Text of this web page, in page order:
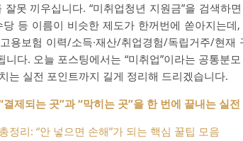
못 끼우십니다. “미취업청년 지원금”을 검색하
등 이름이 비슷한 제도가 한꺼번에 쏟아지는
용보험 이력/소득·재산/취업경험/독립거주/현재
다. 오늘 포스팅에서는 “미취업”이라는 공통분
는 실전 포인트까지 길게 정리해 드리겠습니다.
제되는 곳”과 “막히는 곳”을 한 번에 끝내는 실
정리: “안 넣으면 손해”가 되는 핵심 꿀팁 모음